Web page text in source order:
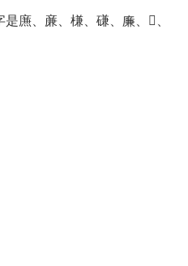
㢘、亷、槏、磏、廉、𠔳、